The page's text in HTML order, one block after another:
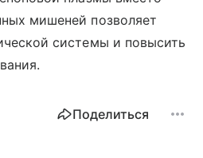
мишеней позволяет
системы и повысить
Поделиться